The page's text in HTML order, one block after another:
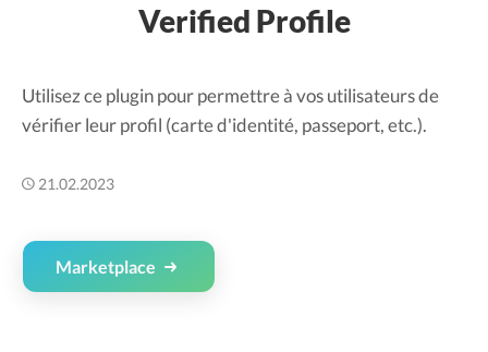
Verified Profile
Utilisez ce plugin pour permettre à vos utilisateurs de
vérifier leur profil (carte d'identité, passeport, etc.).
21.02.2023
Marketplace